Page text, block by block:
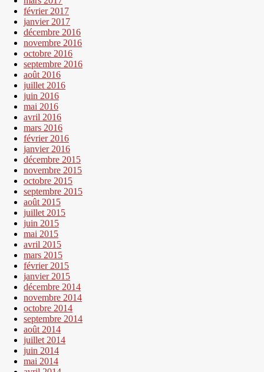
février 2017
janvier 2017
décembre 2016
novembre 2016
octobre 2016
septembre 2016
août 2016
juillet 2016
juin 2016
mai 2016
avril 2016
mars 2016
février 2016
janvier 2016
décembre 2015
novembre 2015
octobre 2015
septembre 2015
août 2015
juillet 2015
juin 2015
mai 2015
avril 2015
mars 2015
février 2015
janvier 2015
décembre 2014
novembre 2014
octobre 2014
septembre 2014
août 2014
juillet 2014
juin 2014
mai 2014